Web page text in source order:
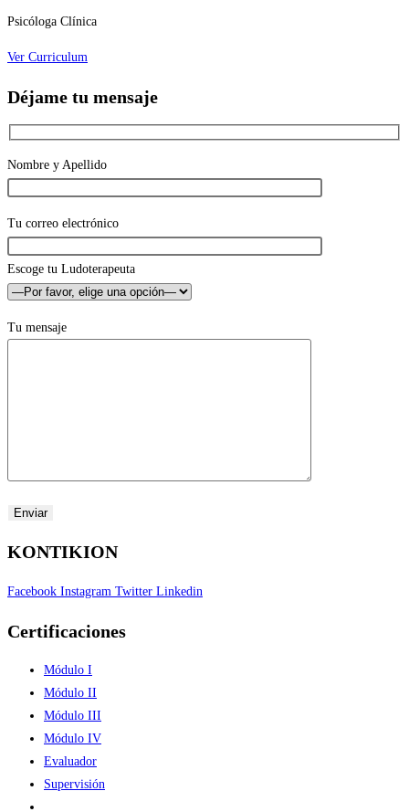
Psicóloga Clínica
Ver Curriculum
Déjame tu mensaje
Nombre y Apellido
Tu correo electrónico
Escoge tu Ludoterapeuta
Tu mensaje
KONTIKION
Facebook Instagram Twitter Linkedin
Certificaciones
Módulo I
Módulo II
Módulo III
Módulo IV
Evaluador
Supervisión